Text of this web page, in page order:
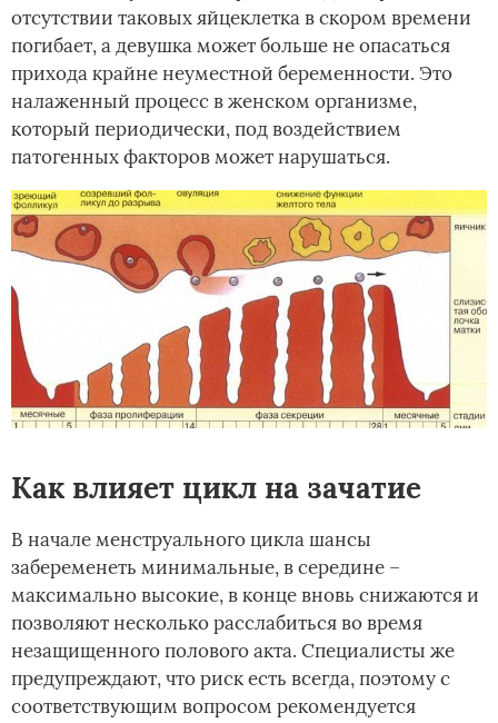
отсутствии таковых яйцеклетка в скором времени
погибает, а девушка может больше не опасаться
прихода крайне неуместной беременности. Это
налаженный процесс в женском организме,
который периодически, под воздействием
патогенных факторов может нарушаться.
Как влияет цикл на зачатие
В начале менструального цикла шансы
забеременеть минимальные, в середине –
максимально высокие, в конце вновь снижаются и
позволяют несколько расслабиться во время
незащищенного полового акта. Специалисты же
предупреждают, что риск есть всегда, поэтому с
соответствующим вопросом рекомендуется